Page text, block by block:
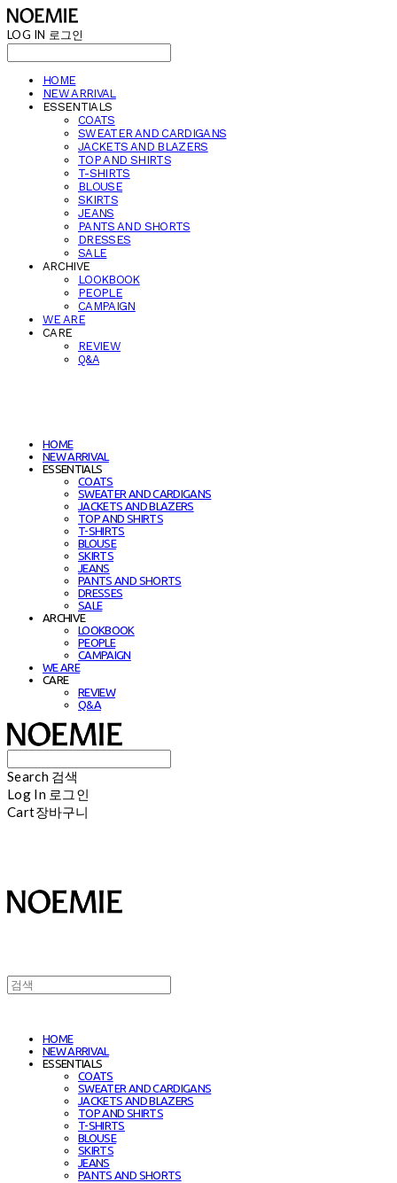
LOG IN 로그인
HOME
NEW ARRIVAL
ESSENTIALS
COATS
SWEATER AND CARDIGANS
JACKETS AND BLAZERS
TOP AND SHIRTS
T-SHIRTS
BLOUSE
SKIRTS
JEANS
PANTS AND SHORTS
DRESSES
SALE
ARCHIVE
LOOKBOOK
PEOPLE
CAMPAIGN
WE ARE
CARE
REVIEW
Q&A
HOME
NEW ARRIVAL
ESSENTIALS
COATS
SWEATER AND CARDIGANS
JACKETS AND BLAZERS
TOP AND SHIRTS
T-SHIRTS
BLOUSE
SKIRTS
JEANS
PANTS AND SHORTS
DRESSES
SALE
ARCHIVE
LOOKBOOK
PEOPLE
CAMPAIGN
WE ARE
CARE
REVIEW
Q&A
Search 검색
Log In 로그인
Cart장바구니
HOME
NEW ARRIVAL
ESSENTIALS
COATS
SWEATER AND CARDIGANS
JACKETS AND BLAZERS
TOP AND SHIRTS
T-SHIRTS
BLOUSE
SKIRTS
JEANS
PANTS AND SHORTS